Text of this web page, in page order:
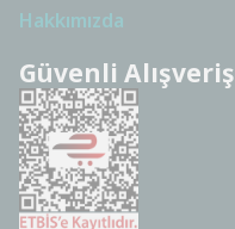
Hakkımızda
Güvenli Alışveriş